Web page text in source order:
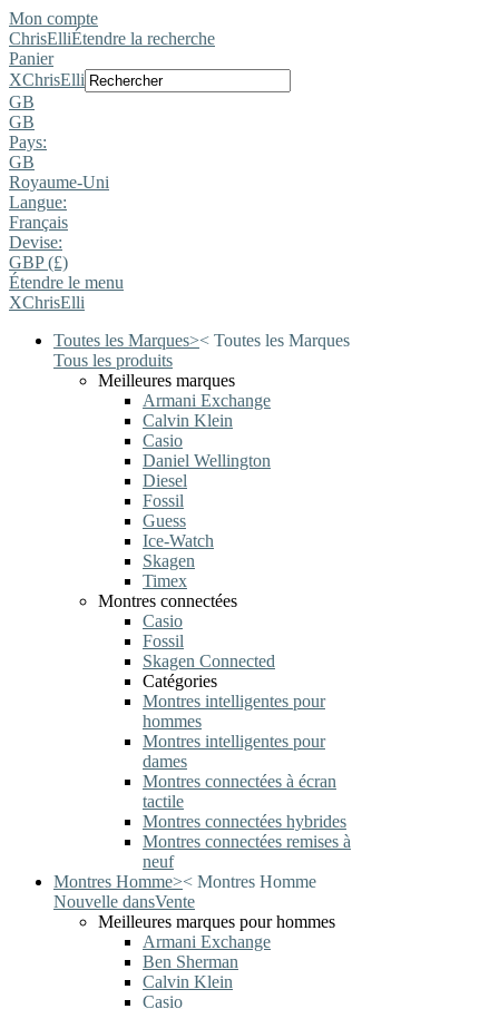
Mon compte
ChrisElliÉtendre la recherche
Panier
XChrisElli
GB
GB
Pays:
GB
Royaume-Uni
Langue:
Français
Devise:
GBP (£)
Étendre le menu
XChrisElli
Toutes les Marques>< Toutes les Marques
Tous les produits
Meilleures marques
Armani Exchange
Calvin Klein
Casio
Daniel Wellington
Diesel
Fossil
Guess
Ice-Watch
Skagen
Timex
Montres connectées
Casio
Fossil
Skagen Connected
Catégories
Montres intelligentes pour
hommes
Montres intelligentes pour
dames
Montres connectées à écran
tactile
Montres connectées hybrides
Montres connectées remises à
neuf
Montres Homme>< Montres Homme
Nouvelle dansVente
Meilleures marques pour hommes
Armani Exchange
Ben Sherman
Calvin Klein
Casio